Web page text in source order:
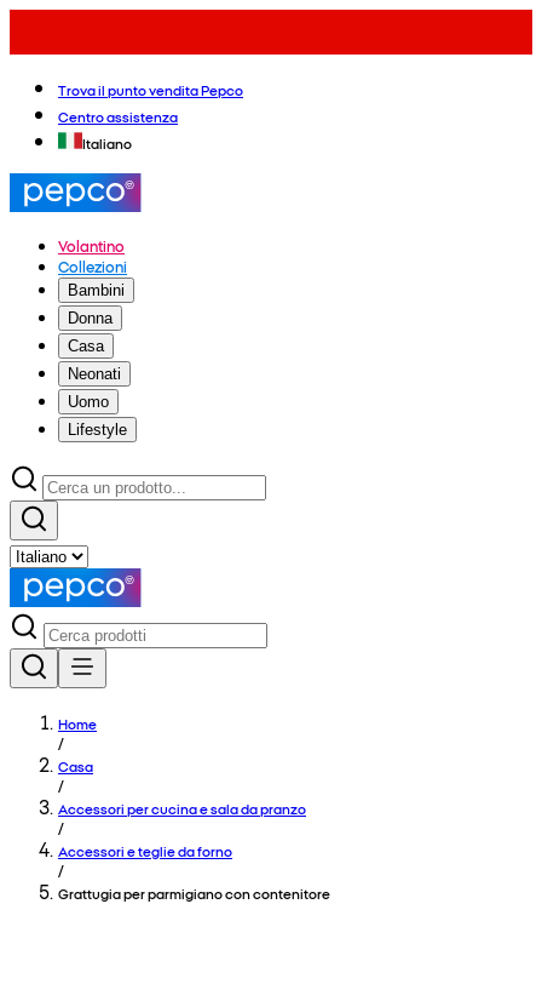
Trova il punto vendita Pepco
Centro assistenza
Italiano
Volantino
Collezioni
Bambini
Donna
Casa
Neonati
Uomo
Lifestyle
Home
/
Casa
/
Accessori per cucina e sala da pranzo
/
Accessori e teglie da forno
/
Grattugia per parmigiano con contenitore